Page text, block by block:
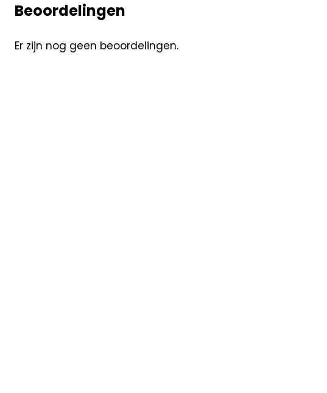
Beoordelingen
Er zijn nog geen beoordelingen.